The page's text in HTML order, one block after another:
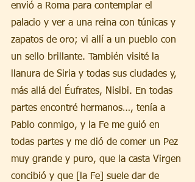
envió a Roma para contemplar el
palacio y ver a una reina con túnicas y
zapatos de oro; vi allí a un pueblo con
un sello brillante. También visité la
llanura de Siria y todas sus ciudades y,
más allá del Éufrates, Nisibi. En todas
partes encontré hermanos…, tenía a
Pablo conmigo, y la Fe me guió en
todas partes y me dió de comer un Pez
muy grande y puro, que la casta Virgen
concibió y que [la Fe] suele dar de